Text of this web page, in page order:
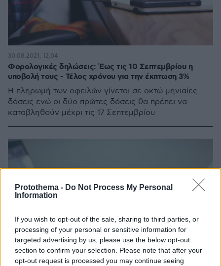
Protothema - Do Not Process My Personal
Information
If you wish to opt-out of the sale, sharing to third parties, or
processing of your personal or sensitive information for
targeted advertising by us, please use the below opt-out
section to confirm your selection. Please note that after your
opt-out request is processed you may continue seeing
Φορολογικές δηλώσεις: Έως τις 10 Σεπτεμβρίου η
υποβολή τους - Τέλος χρόνου για την έκπτωση 3%
Η πληρωμή των οφειλών γίνεται σε οκτώ μηνιαίες
δόσεις ενώ οι δύο πρώτες δόσεις θα πρέπει να
καταβληθούν μέχρι τις 17 Σεπτεμβρίου
30.08.2021, 12:04